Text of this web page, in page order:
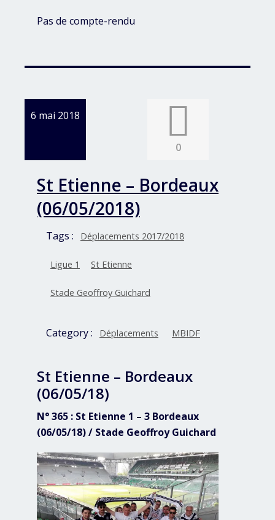
Pas de compte-rendu
6 mai 2018
0
St Etienne – Bordeaux
(06/05/2018)
Tags : Déplacements 2017/2018
Ligue 1 St Etienne
Stade Geoffroy Guichard
Category : Déplacements MBIDF
St Etienne – Bordeaux
(06/05/18)
N° 365 : St Etienne 1 – 3 Bordeaux
(06/05/18) / Stade Geoffroy Guichard